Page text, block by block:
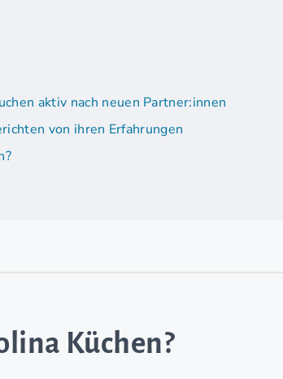
aktiv nach neuen Partner:innen
von ihren Erfahrungen
Küchen?